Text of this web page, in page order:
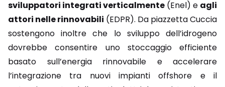
sviluppatori integrati verticalmente (Enel) e agli
attori nelle rinnovabili (EDPR). Da piazzetta Cuccia
sostengono inoltre che lo sviluppo dell’idrogeno
dovrebbe consentire uno stoccaggio efficiente
basato sull’energia rinnovabile e accelerare
l’integrazione tra nuovi impianti offshore e il